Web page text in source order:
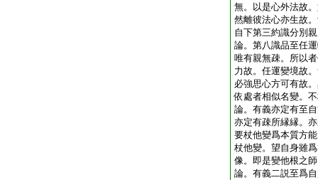
無。以是心外法故
然離彼法心亦生故
自下第三約識分別
論。第八識品至任
唯有親無疎。所以
力故。任運變境故
必強思心方可有故
依處者相似名變。
論。有義亦定有至
亦定有疎所縁縁。
要杖他變爲本質方
杖他變。望自身雖
像。即是變他根之
論。有義二説至爲